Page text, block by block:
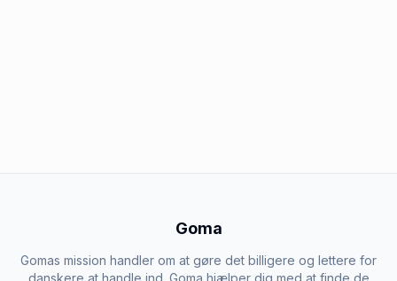
Goma
Gomas mission handler om at gøre det billigere og lettere for
danskere at handle ind. Goma hjælper dig med at finde de